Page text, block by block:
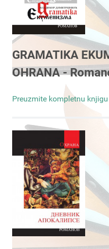
GRAMATIKA
OHRANA -
Preuzmite kompletnu